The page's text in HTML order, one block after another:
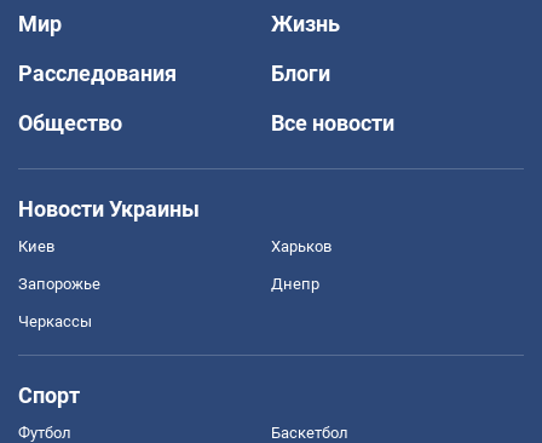
Мир
Жизнь
Расследования
Блоги
Общество
Все новости
Новости Украины
Киев Харьков
Запорожье Днепр
Черкассы
Спорт
Футбол Баскетбол